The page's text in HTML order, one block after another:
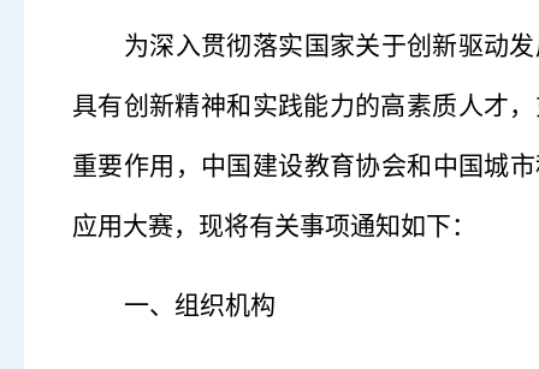
为深入贯彻落实国家关于创新驱动
具有创新精神和实践能力的高素质人才
重要作用，中国建设教育协会和中国城
应用大赛，现将有关事项通知如下：
一、组织机构